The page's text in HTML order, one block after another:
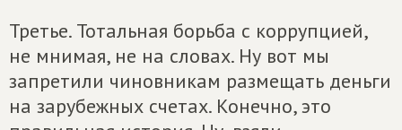
Третье. Тотальная борьба с коррупцией,
не мнимая, не на словах. Ну вот мы
запретили чиновникам размещать деньги
на зарубежных счетах. Конечно, это